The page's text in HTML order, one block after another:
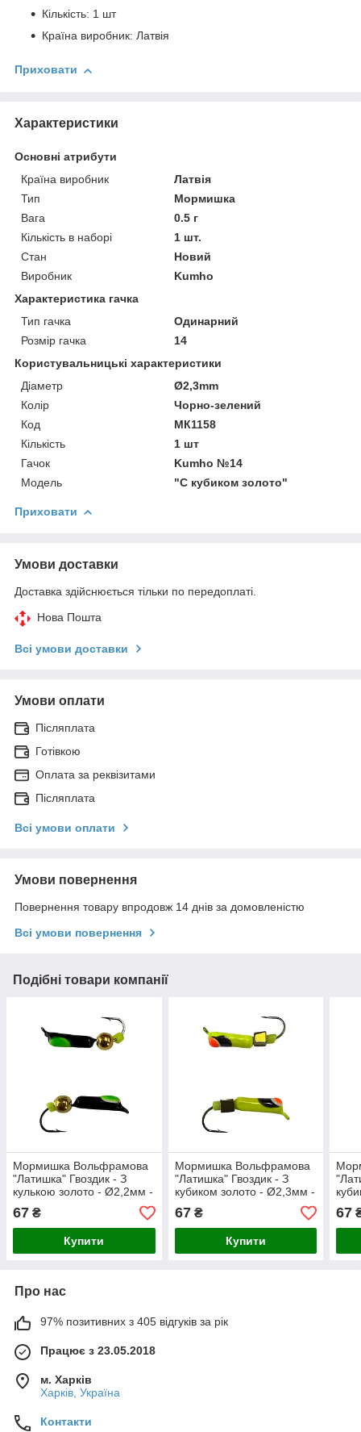
Кількість: 1 шт
Країна виробник: Латвія
Приховати
Характеристики
Основні атрибути
Країна виробник
Латвія
Тип
Мормишка
Вага
0.5 г
Кількість в наборі
1 шт.
Стан
Новий
Виробник
Kumho
Характеристика гачка
Тип гачка
Одинарний
Розмір гачка
14
Користувальницькі характеристики
Діаметр
Ø2,3mm
Колір
Чорно-зелений
Код
МК1158
Кількість
1 шт
Гачок
Kumho №14
Мoдель
"С кубиком золото"
Приховати
Умови доставки
Доставка здійснюється тільки по передоплаті.
Нова Пошта
Всі умови доставки
Умови оплати
Післяплата
Готівкою
Оплата за реквізитами
Післяплата
Всі умови оплати
Умови повернення
Повернення товару впродовж 14 днів за домовленістю
Всі умови повернення
Подібні товари компанії
Мормишка Вольфрамова
"Латишка" Гвоздик - З
кулькою золото - Ø2,2мм -
0,5г - Чорно-зелений -
Латвія (МК1171)
67 ₴
Купити
Мормишка Вольфрамова
"Латишка" Гвоздик - З
кубиком золото - Ø2,3мм -
0,5г - Жовтий з чорно-
біло-червоною точкою -
Латвія (МК1145)
67₴
Купити
№16
67
Про нас
97% позитивних з 405 відгуків за рік
Працює з 23.05.2018
м. Харків
Харків, Україна
Контакти